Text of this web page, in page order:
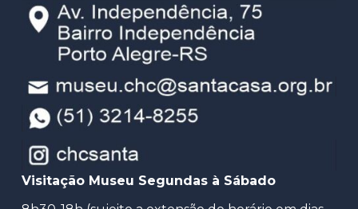
Visitação Museu Segundas à Sábado